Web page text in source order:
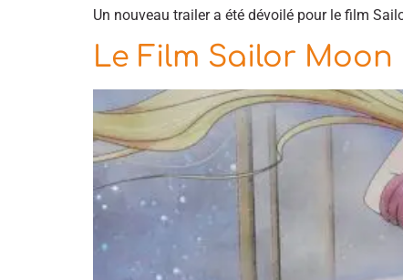
Un nouveau trailer a été dévoilé pour le film
Le Film Sailor Moon